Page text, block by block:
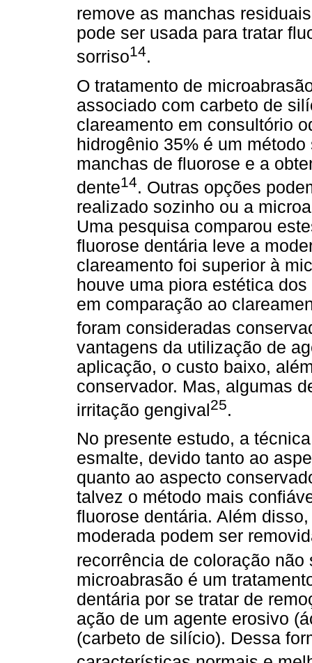
remove as manchas
pode ser usada para tratar
sorriso14.
O tratamento de
associado com carbeto de
clareamento em consultório
hidrogênio 35% é um
manchas de fluorose e a
dente14. Outras opções
realizado sozinho ou a
Uma pesquisa comparou
fluorose dentária leve a
clareamento foi superior à
houve uma piora estética
em comparação ao
foram consideradas
vantagens da utilização de
aplicação, o custo baixo,
conservador. Mas, algumas
irritação gengival 25.
No presente estudo, a
esmalte, devido tanto ao
quanto ao aspecto
talvez o método mais
fluorose dentária. Além
moderada podem ser
recorrência de coloração
microabrasão é um
dentária por se tratar de
ação de um agente erosivo
(carbeto de silício). Dessa